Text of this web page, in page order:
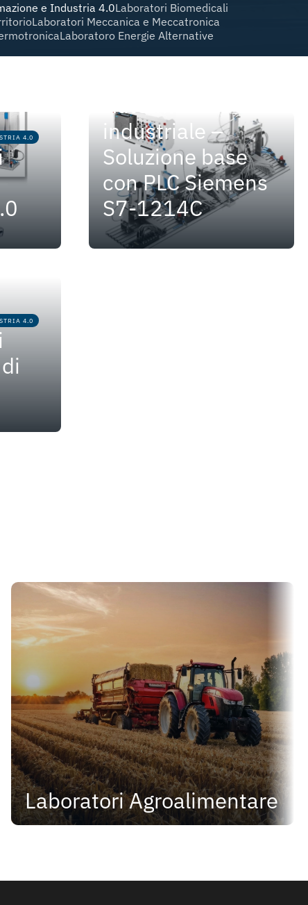
e Industria 4.0Laboratori Biomedicali
Laboratori Meccanica e Meccatronica
Laboratoro Energie Alternative
4.0
Automazione
industriale –
Soluzione base
con PLC Siemens
S7-1214C
4.0
Laboratori Agroalimentare